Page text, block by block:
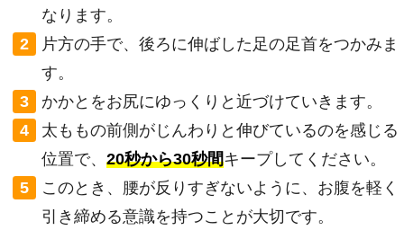
なります。
片方の手で、後ろに伸ばした足の足首をつかみま
す。
かかとをお尻にゆっくりと近づけていきます。
太ももの前側がじんわりと伸びているのを感じる
位置で、20秒から30秒間キープしてください。
このとき、腰が反りすぎないように、お腹を軽く
引き締める意識を持つことが大切です。